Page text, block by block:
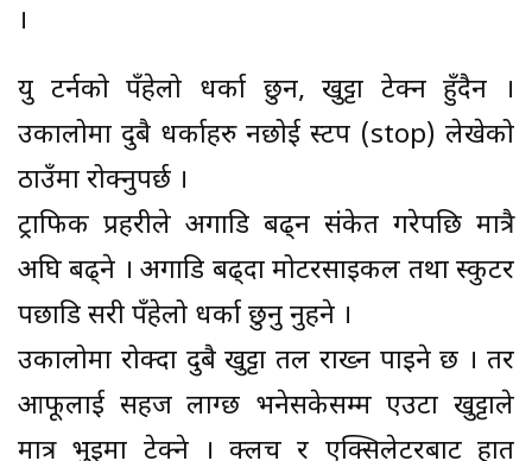
।
यु टर्नको पँहेलो धर्का छुन, खुट्टा टेक्न हुँदैन ।
उकालोमा दुबै धर्काहरु नछोई स्टप (stop) लेखेको
ठाउँमा रोक्नुपर्छ ।
ट्राफिक प्रहरीले अगाडि बढ्न संकेत गरेपछि मात्रै
अघि बढ्ने । अगाडि बढ्दा मोटरसाइकल तथा स्कुटर
पछाडि सरी पँहेलो धर्का छुनु नुहने ।
उकालोमा रोक्दा दुबै खुट्टा तल राख्न पाइने छ । तर
आफूलाई सहज लाग्छ भनेसकेसम्म एउटा खुट्टाले
मात्र भुइमा टेक्ने । क्लच र एक्सिलेटरबाट हात